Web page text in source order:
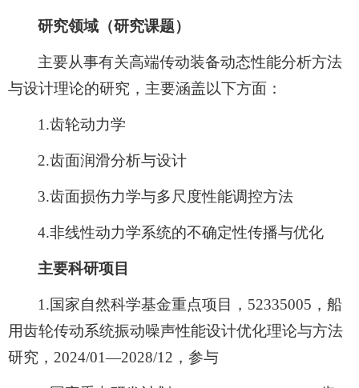
研究领域（研究课题）
主要从事有关高端传动装备动态性能分析方法
与设计理论的研究，主要涵盖以下方面：
1.齿轮动力学
2.齿面润滑分析与设计
3.齿面损伤力学与多尺度性能调控方法
4.非线性动力学系统的不确定性传播与优化
主要科研项目
1.国家自然科学基金重点项目，52335005，船
用齿轮传动系统振动噪声性能设计优化理论与方法
研究，2024/01—2028/12，参与